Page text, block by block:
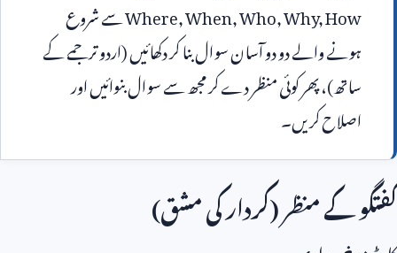
Where, When, Who, Why,
سے شروع
ہونے والے دو دو آسان سوال بنا کر دکھائیں (اردو ترجمے کے
ساتھ)، پھر کوئی منظر دے کر مجھ سے سوال بنوائیں اور
کریں۔
منظر (کردار کی مشق)